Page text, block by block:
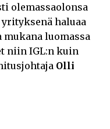
olemassaolonsa
yrityksenä haluaa
luomassa
niin IGL:n kuin
Olli